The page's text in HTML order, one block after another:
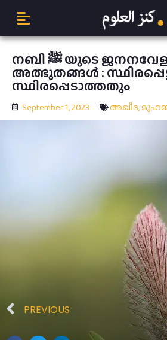
നബി ﷺ യുടെ ജനനവേളയിലെ
അത്ഭുതങ്ങൾ :
സ്ഥിരപ്പെടാത്തതും
September 1, 2023 അഖീദ,
PREVIOUS